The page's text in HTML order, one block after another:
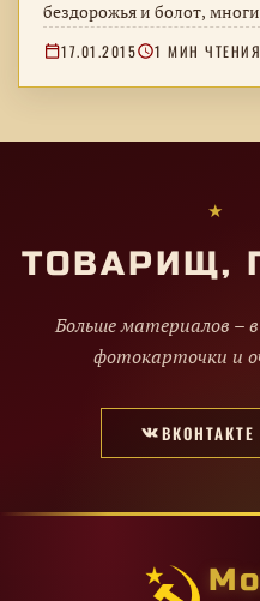
бездорожья и болот,
серийного производства.
17.01.2015 1 МИН ЧТЕНИЯ
★
ТОВАРИЩ,
Больше материалов –
фотокарточки и
ВКОНТАКТЕ